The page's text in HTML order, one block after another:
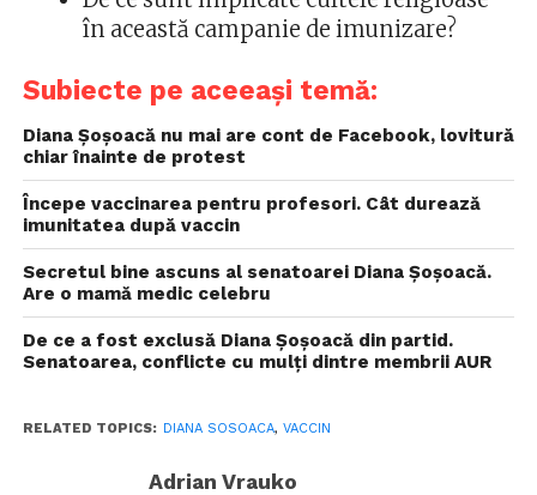
în această campanie de imunizare?
Subiecte pe aceeași temă:
Diana Șoșoacă nu mai are cont de Facebook, lovitură
chiar înainte de protest
Începe vaccinarea pentru profesori. Cât durează
imunitatea după vaccin
Secretul bine ascuns al senatoarei Diana Șoșoacă.
Are o mamă medic celebru
De ce a fost exclusă Diana Șoșoacă din partid.
Senatoarea, conflicte cu mulți dintre membrii AUR
RELATED TOPICS: DIANA SOSOACA, VACCIN
Adrian Vrauko